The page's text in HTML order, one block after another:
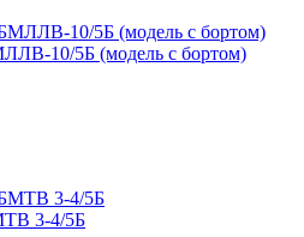
10/5Б (модель с бортом)
3-4/5Б